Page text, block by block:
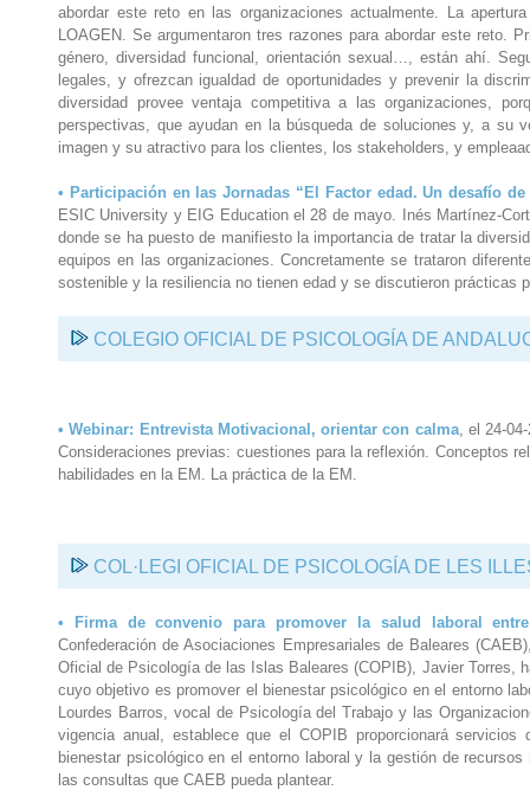
abordar este reto en las organizaciones actualmente. La
LOAGEN. Se argumentaron tres razones para abordar este reto.
género, diversidad funcional, orientación sexual…, están ahí.
legales, y ofrezcan igualdad de oportunidades y prevenir la
diversidad provee ventaja competitiva a las organizaciones,
perspectivas, que ayudan en la búsqueda de soluciones y, a su
imagen y su atractivo para los clientes, los stakeholders, y
• Participación en las Jornadas “El Factor edad. Un desafío
ESIC University y EIG Education el 28 de mayo. Inés Martínez-
donde se ha puesto de manifiesto la importancia de tratar la
equipos en las organizaciones. Concretamente se trataron
sostenible y la resiliencia no tienen edad y se discutieron prácticas
COLEGIO OFICIAL DE PSICOLOGÍA DE
• Webinar: Entrevista Motivacional, orientar con calma, el 24-
Consideraciones previas: cuestiones para la reflexión. Conceptos
habilidades en la EM. La práctica de la EM.
COL·LEGI OFICIAL DE PSICOLOGÍA DE LES
• Firma de convenio para promover la salud laboral
Confederación de Asociaciones Empresariales de Baleares
Oficial de Psicología de las Islas Baleares (COPIB), Javier Torres,
cuyo objetivo es promover el bienestar psicológico en el entorno
Lourdes Barros, vocal de Psicología del Trabajo y las
vigencia anual, establece que el COPIB proporcionará
bienestar psicológico en el entorno laboral y la gestión de
las consultas que CAEB pueda plantear.